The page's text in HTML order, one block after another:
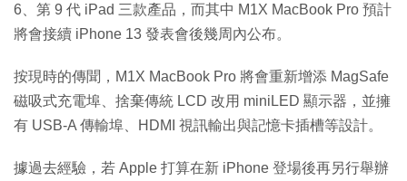
6、第 9 代 iPad 三款產品，而其中 M1X MacBook Pro 預計
將會接續 iPhone 13 發表會後幾周內公布。
按現時的傳聞，M1X MacBook Pro 將會重新增添 MagSafe
磁吸式充電埠、捨棄傳統 LCD 改用 miniLED 顯示器，並擁
有 USB-A 傳輸埠、HDMI 視訊輸出與記憶卡插槽等設計。
據過去經驗，若 Apple 打算在新 iPhone 登場後再另行舉辦